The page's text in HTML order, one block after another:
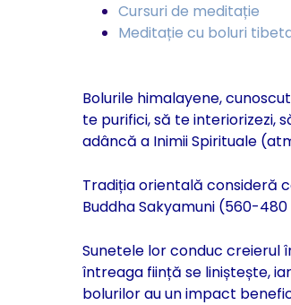
Cursuri de meditație
Meditație cu boluri
Bolurile himalayene,
te purifici, să te interiorizezi,
adâncă a Inimii Spirituale
Tradiția orientală consideră
Buddha Sakyamuni (560-480
Sunetele lor conduc
întreaga ființă se liniștește,
bolurilor au un impact